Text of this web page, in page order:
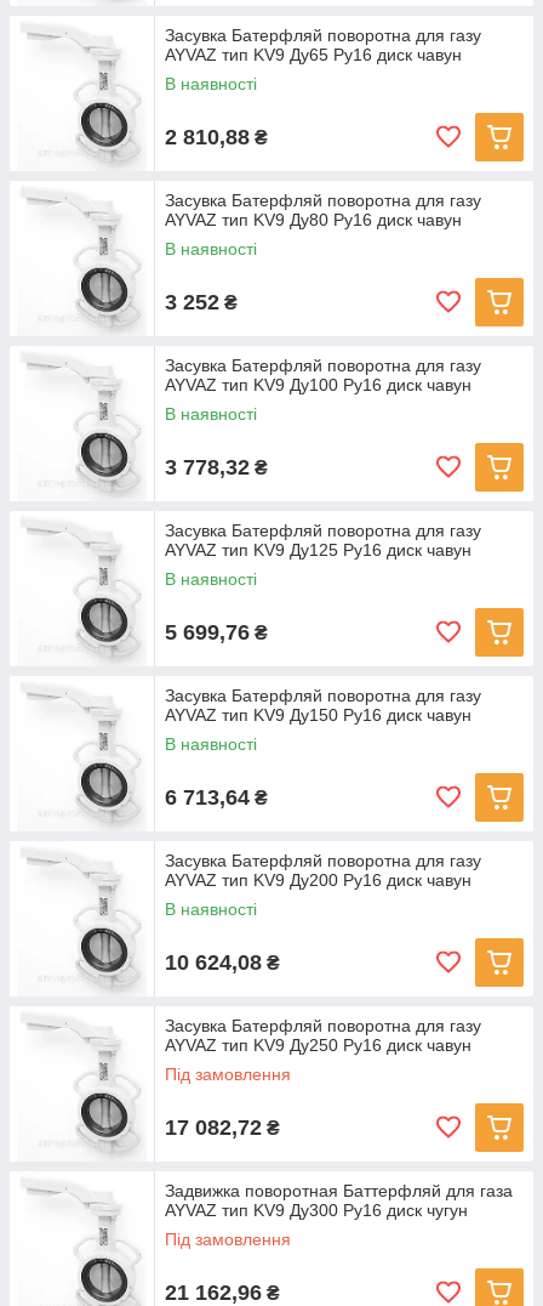
Засувка Батерфляй поворотна для газу
AYVAZ тип KV9 Ду65 Ру16 диск чавун
В наявності
2 810,88 ₴
Засувка Батерфляй поворотна для газу
AYVAZ тип KV9 Ду80 Ру16 диск чавун
В наявності
3 252 ₴
Засувка Батерфляй поворотна для газу
AYVAZ тип KV9 Ду100 Ру16 диск чавун
В наявності
3 778,32 ₴
Засувка Батерфляй поворотна для газу
AYVAZ тип KV9 Ду125 Ру16 диск чавун
В наявності
5 699,76 ₴
Засувка Батерфляй поворотна для газу
AYVAZ тип KV9 Ду150 Ру16 диск чавун
В наявності
6 713,64 ₴
Засувка Батерфляй поворотна для газу
AYVAZ тип KV9 Ду200 Ру16 диск чавун
В наявності
10 624,08 ₴
Засувка Батерфляй поворотна для газу
AYVAZ тип KV9 Ду250 Ру16 диск чавун
Під замовлення
17 082,72 ₴
Задвижка поворотная Баттерфляй для газа
AYVAZ тип KV9 Ду300 Ру16 диск чугун
Під замовлення
21 162,96 ₴